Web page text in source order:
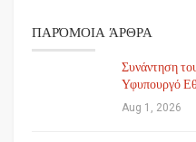
ΠΑΡΌΜΟΙΑ ΆΡΘΡΑ
Συνάντηση
Υφυπουργό
Aug 1, 2026